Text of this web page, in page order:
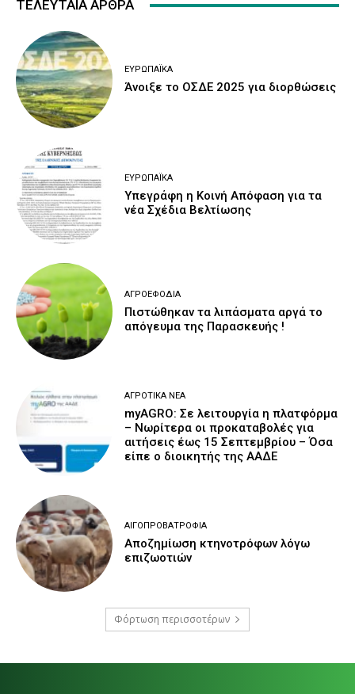
ΤΕΛΕΥΤΑΙΑ ΑΡΘΡΑ
ΕΥΡΩΠΑΪΚΆ
Άνοιξε το ΟΣΔΕ 2025 για διορθώσεις
ΕΥΡΩΠΑΪΚΆ
Υπεγράφη η Κοινή Απόφαση για τα
νέα Σχέδια Βελτίωσης
ΑΓΡΟΕΦΌΔΙΑ
Πιστώθηκαν τα λιπάσματα αργά το
απόγευμα της Παρασκευής !
ΑΓΡΟΤΙΚΆ ΝΈΑ
myAGRO: Σε λειτουργία η πλατφόρμα
– Νωρίτερα οι προκαταβολές για
αιτήσεις έως 15 Σεπτεμβρίου – Όσα
είπε ο διοικητής της ΑΑΔΕ
ΑΙΓΟΠΡΟΒΑΤΡΟΦΊΑ
Αποζημίωση κτηνοτρόφων λόγω
επιζωοτιών
Φόρτωση περισσοτέρων